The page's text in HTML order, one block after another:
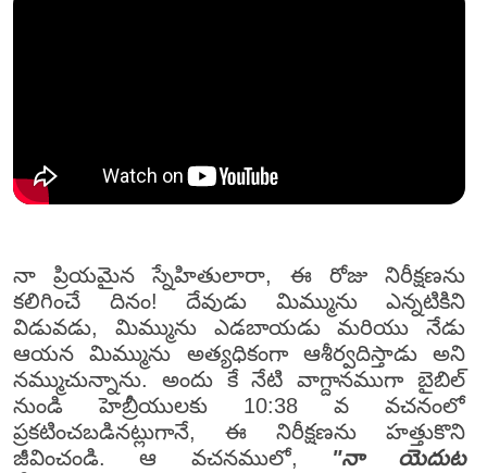
నా ప్రియమైన స్నేహితులారా, ఈ రోజు నిరీక్షణను
కలిగించే దినం! దేవుడు మిమ్మును ఎన్నటికిని
విడువడు, మిమ్మును ఎడబాయడు మరియు నేడు
ఆయన మిమ్మును అత్యధికంగా ఆశీర్వదిస్తాడు అని
నమ్ముచున్నాను. అందు కే నేటి వాగ్దానముగా బైబిల్
నుండి హెబ్రీయులకు 10:38 వ వచనంలో
ప్రకటించబడినట్లుగానే, ఈ నిరీక్షణను హత్తుకొని
జీవించండి. ఆ వచనములో,
"నా యెదుట